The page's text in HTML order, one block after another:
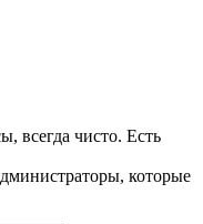
всегда чисто. Есть
которые